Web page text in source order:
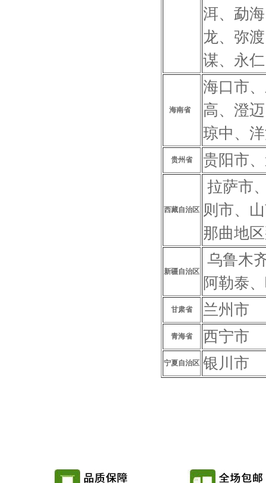
洱、勐
龙、弥
谋、永
海南省
海口市
高、澄
琼中、
贵州省 贵阳市
西藏自治区
拉萨市
则市、
那曲地
新疆自治区
乌鲁木
阿勒泰
甘肃省 兰州市
青海省 西宁市
宁夏自治区 银川市